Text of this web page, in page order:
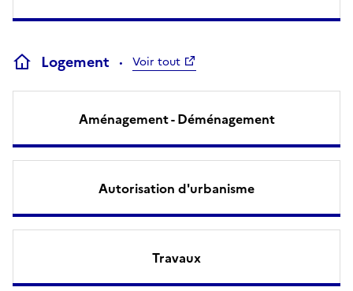
Logement Voir tout
Aménagement - Déménagement
Autorisation d'urbanisme
Travaux